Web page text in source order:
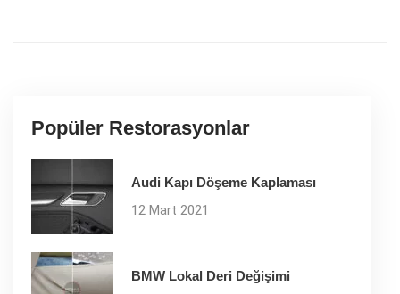
Popüler Restorasyonlar
Audi Kapı Döşeme Kaplaması
12 Mart 2021
BMW Lokal Deri Değişimi